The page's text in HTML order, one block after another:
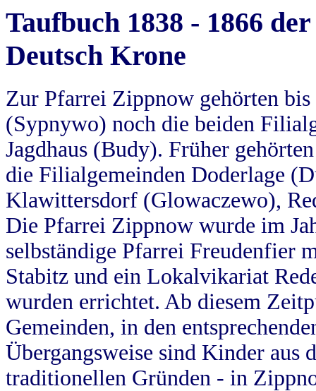
Taufbuch 1838 - 1866
Deutsch Krone
Zur Pfarrei Zippnow gehörten
(Sypnywo) noch die beiden
Jagdhaus (Budy). Früher
die Filialgemeinden Doderlage
Klawittersdorf (Glowaczewo),
Die Pfarrei Zippnow wurde im
selbständige Pfarrei Freudenfier
Stabitz und ein Lokalvikariat
wurden errichtet. Ab diesem
Gemeinden, in den
Übergangsweise sind Kinder aus
traditionellen Gründen - in